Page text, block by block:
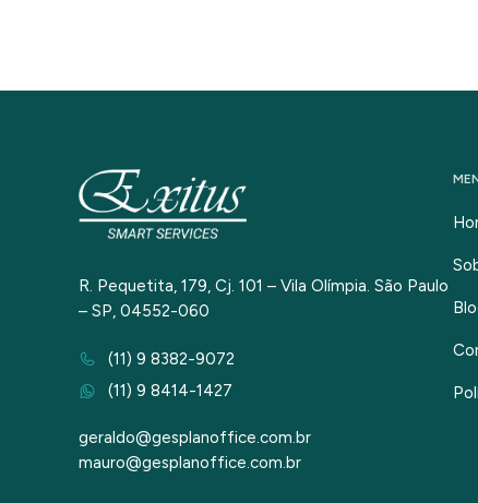
R. Pequetita, 179, Cj. 101 – Vila Olímpia. São Paulo
– SP, 04552-060
(11) 9 8382-9072
(11) 9 8414-1427
geraldo@gesplanoffice.com.br
mauro@gesplanoffice.com.br